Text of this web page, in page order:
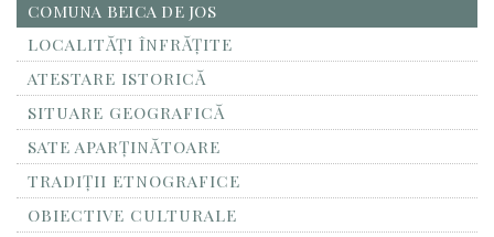
COMUNA BEICA DE JOS
LOCALITĂŢI ÎNFRĂŢITE
ATESTARE ISTORICĂ
SITUARE GEOGRAFICĂ
SATE APARȚINĂTOARE
TRADIȚII ETNOGRAFICE
OBIECTIVE CULTURALE